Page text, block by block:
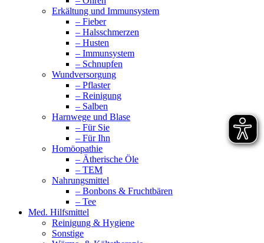
Erkältung und Immunsystem
– Fieber
– Halsschmerzen
– Husten
– Immunsystem
– Schnupfen
Wundversorgung
– Pflaster
– Reinigung
– Salben
Harnwege und Blase
– Für Sie
– Für Ihn
Homöopathie
– Ätherische Öle
– TEM
Nahrungsmittel
– Bonbons & Fruchtbären
– Tee
Med. Hilfsmittel
Reinigung & Hygiene
Sonstige